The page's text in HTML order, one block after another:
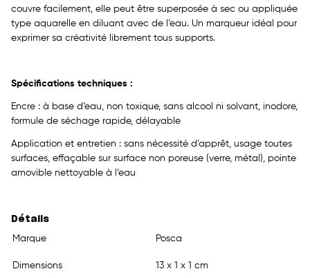
couvre facilement, elle peut être superposée à sec ou appliquée
type aquarelle en diluant avec de l’eau. Un marqueur idéal pour
exprimer sa créativité librement tous supports.
Spécifications techniques :
Encre : à base d’eau, non toxique, sans alcool ni solvant, inodore,
formule de séchage rapide, délayable
Application et entretien : sans nécessité d’apprêt, usage toutes
surfaces, effaçable sur surface non poreuse (verre, métal), pointe
amovible nettoyable à l’eau
Détails
Marque
Posca
Dimensions 13 x 1 x 1 cm